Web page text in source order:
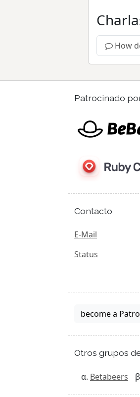
How
Patrocinado
Contacto
E-Mail
Status
become a
Otros grupos
Betabeers